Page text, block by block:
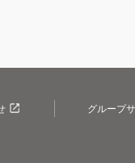
グループ